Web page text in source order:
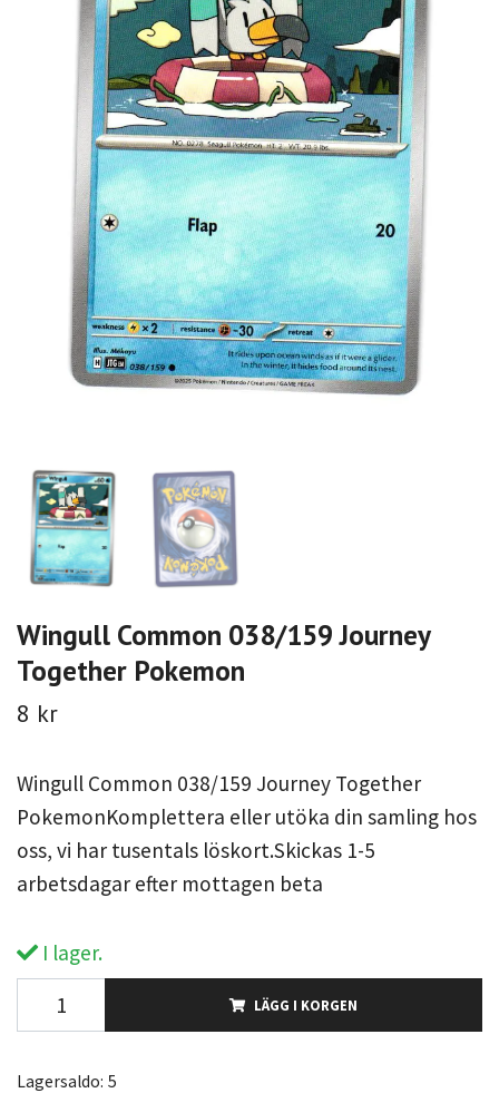
Wingull Common 038/159 Journey
Together Pokemon
8 kr
Wingull Common 038/159 Journey Together
PokemonKomplettera eller utöka din samling hos
oss, vi har tusentals löskort.Skickas 1-5
arbetsdagar efter mottagen beta
I lager.
LÄGG I KORGEN
Lagersaldo: 5